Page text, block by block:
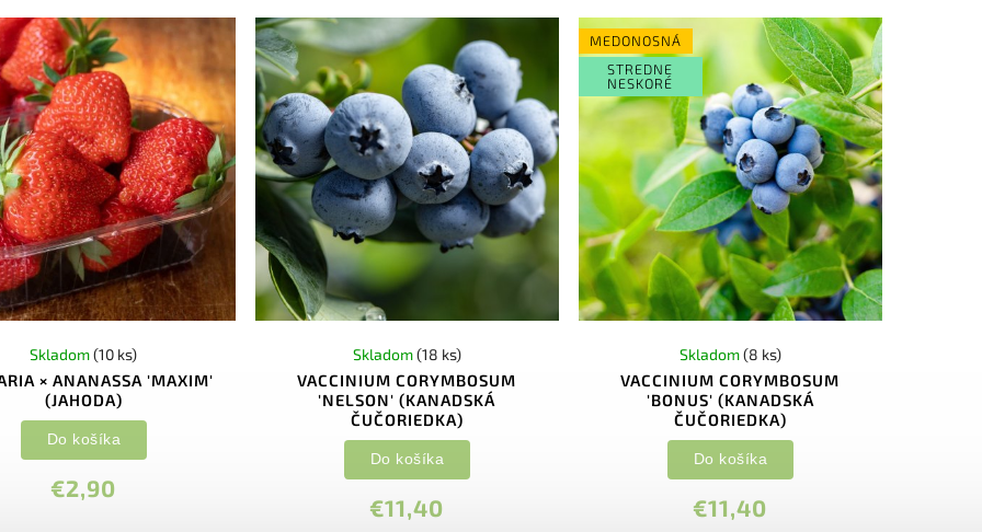
× ANANASSA 'MAXIM'
(JAHODA)
Skladom(10 ks)
€2,90
Do košíka
VACCINIUM CORYMBOSUM
'NELSON' (KANADSKÁ
ČUČORIEDKA)
Skladom(18 ks)
€11,40
Do košíka
MEDONOSNÁ
STREDNE
NESKORÉ
VACCINIUM CORYMBOSUM
'BONUS' (KANADSKÁ
ČUČORIEDKA)
Skladom(8 ks)
€11,40
Do košíka